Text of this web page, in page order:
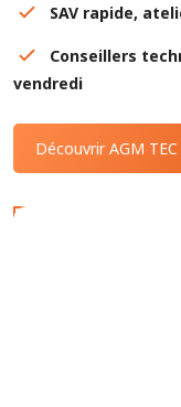
SAV rapide,
Conseillers
vendredi
Découvrir AGM TEC